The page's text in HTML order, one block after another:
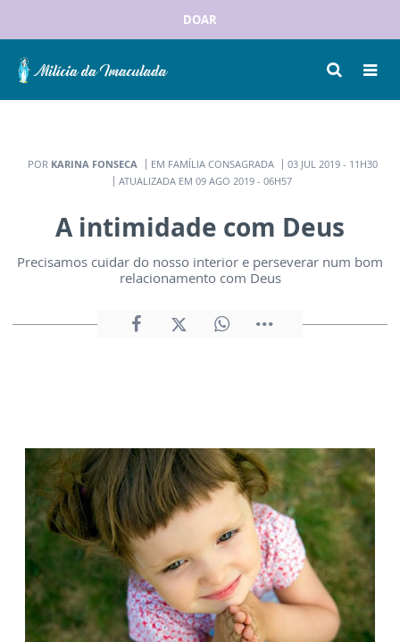
DOAR
POR KARINA FONSECA EM FAMÍLIA CONSAGRADA
03 JUL 2019 - 11H30
ATUALIZADA EM 09 AGO 2019 - 06H57
A intimidade com Deus
Precisamos cuidar do nosso interior e perseverar num bom
relacionamento com Deus